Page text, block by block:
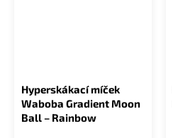
Hyperskákací míček
Waboba Gradient Moon
Ball – Rainbow